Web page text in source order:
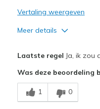
Vertaling weergeven
Meer details
Comfortable
Beste toepassingen
Laatste regel Ja, ik zou
Was deze beoordeling
1 0